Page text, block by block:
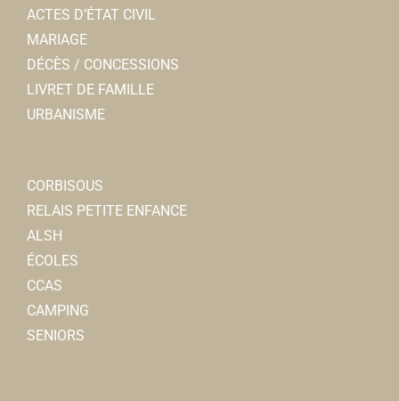
ACTES D’ÉTAT CIVIL
MARIAGE
DÉCÈS / CONCESSIONS
LIVRET DE FAMILLE
URBANISME
CORBISOUS
RELAIS PETITE ENFANCE
ALSH
ÉCOLES
CCAS
CAMPING
SENIORS